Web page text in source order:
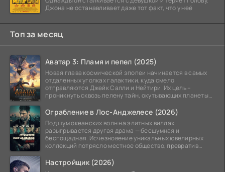
Джона не останавливает даже тот факт, что у неё
Топ за месяц
Аватар 3: Пламя и пепел (2025)
Новая глава космической эпопеи начинается в самых
отдаленных уголках галактики, куда смело
отправляются Джейк Салли и Нейтири. Их цель –
проникнуть сквозь пелену тайн, окутывающих планеты
Ограбление в Лос-Анджелесе (2026)
Под шум океанских волн на элитных виллах
разыгрывается другая драма — бесшумная и
беспощадная. Исчезновение уникальных ювелирных
коллекций потрясло местное общество, превратив
Настройщик (2026)